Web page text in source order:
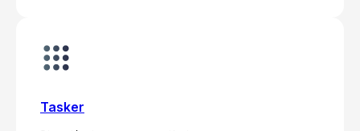
Tasker